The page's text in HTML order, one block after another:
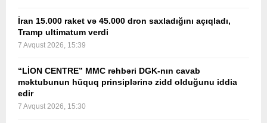
İran 15.000 raket və 45.000 dron saxladığını açıqladı,
Tramp ultimatum verdi
7 Avqust 2026, 15:39
“LİON CENTRE” MMC rəhbəri DGK-nın cavab
məktubunun hüquq prinsiplərinə zidd olduğunu iddia
edir
7 Avqust 2026, 15:30